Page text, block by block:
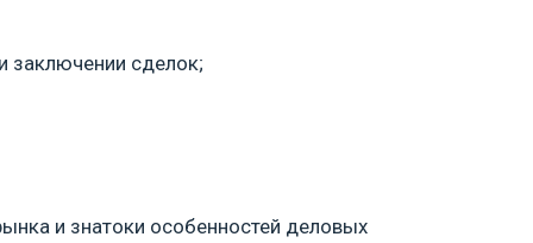
заключении сделок;
и знатоки особенностей деловых